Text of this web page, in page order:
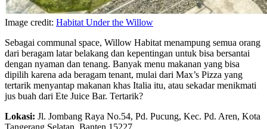
Image credit: Habitat Under the Willow
Sebagai communal space, Willow Habitat menampung semua orang
dari beragam latar belakang dan kepentingan untuk bisa bersantai
dengan nyaman dan tenang. Banyak menu makanan yang bisa
dipilih karena ada beragam tenant, mulai dari Max’s Pizza yang
tertarik menyantap makanan khas Italia itu, atau sekadar menikmati
jus buah dari Ete Juice Bar. Tertarik?
Lokasi: Jl. Jombang Raya No.54, Pd. Pucung, Kec. Pd. Aren, Kota